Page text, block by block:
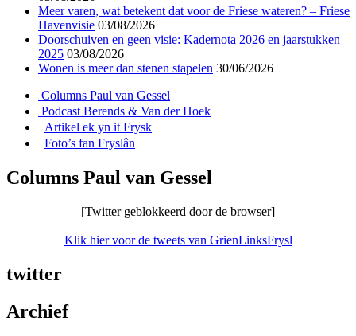
Meer varen, wat betekent dat voor de Friese wateren? – Friese
Havenvisie 03/08/2026
Doorschuiven en geen visie: Kadernota 2026 en jaarstukken
2025 03/08/2026
Wonen is meer dan stenen stapelen 30/06/2026
Columns Paul van Gessel
Podcast Berends & Van der Hoek
Artikel ek yn it Frysk
Foto’s fan Fryslân
Columns Paul van Gessel
[Twitter geblokkeerd door de browser]
Klik hier voor de tweets van GrienLinksFrysl
twitter
Archief